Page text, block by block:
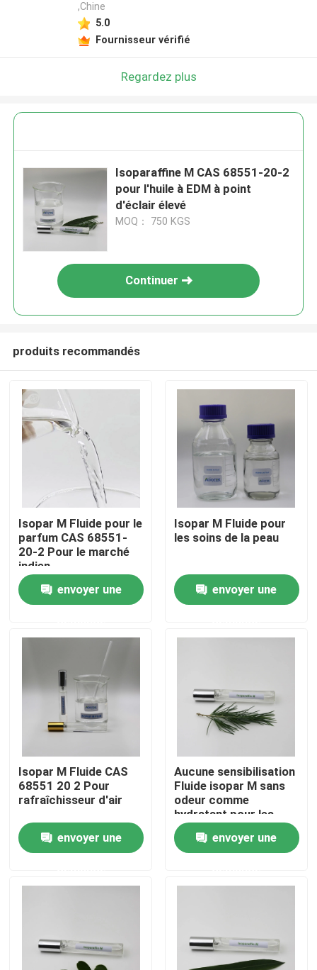
Maison
Produits
Au sujet de nous
Visite d'usine
Contrôle de qualité
Contactez-nous
Fluide d'Isoparaffin
,Chine
5.0
Fournisseur vérifié
Regardez plus
Isoparaffine M CAS 68551-20-2
pour l'huile à EDM à point
d'éclair élevé
MOQ： 750 KGS
Continuer
produits recommandés
Isopar M Fluide pour le
parfum CAS 68551-
20-2 Pour le marché
indien
envoyer une
Isopar M Fluide pour
les soins de la peau
envoyer une
Isopar M Fluide CAS
68551 20 2 Pour
rafraîchisseur d'air
envoyer une
Aucune sensibilisation
Fluide isopar M sans
odeur comme
hydratant pour les
cosmétiques
envoyer une